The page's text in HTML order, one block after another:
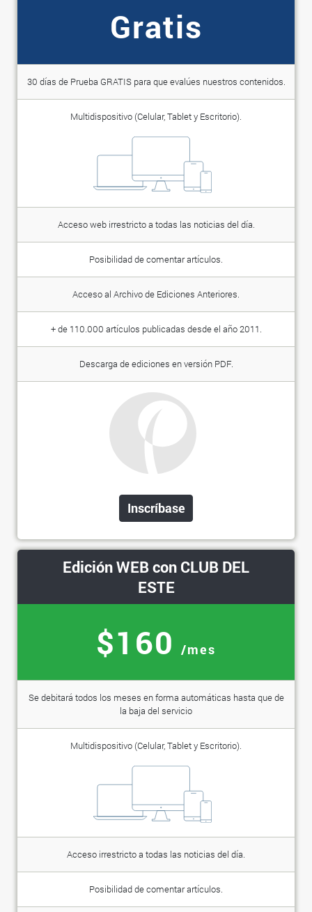
Gratis
30 días de Prueba GRATIS para que evalúes nuestros contenidos.
Multidispositivo (Celular, Tablet y Escritorio).
Acceso web irrestricto a todas las noticias del día.
Posibilidad de comentar artículos.
Acceso al Archivo de Ediciones Anteriores.
+ de 110.000 artículos publicadas desde el año 2011.
Descarga de ediciones en versión PDF.
Inscríbase
Edición WEB con CLUB DEL
ESTE
$160 /mes
Se debitará todos los meses en forma automáticas hasta que de
la baja del servicio
Multidispositivo (Celular, Tablet y Escritorio).
Acceso irrestricto a todas las noticias del día.
Posibilidad de comentar artículos.